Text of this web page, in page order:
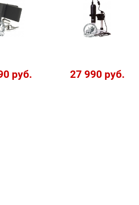
руб. 27 990 руб.